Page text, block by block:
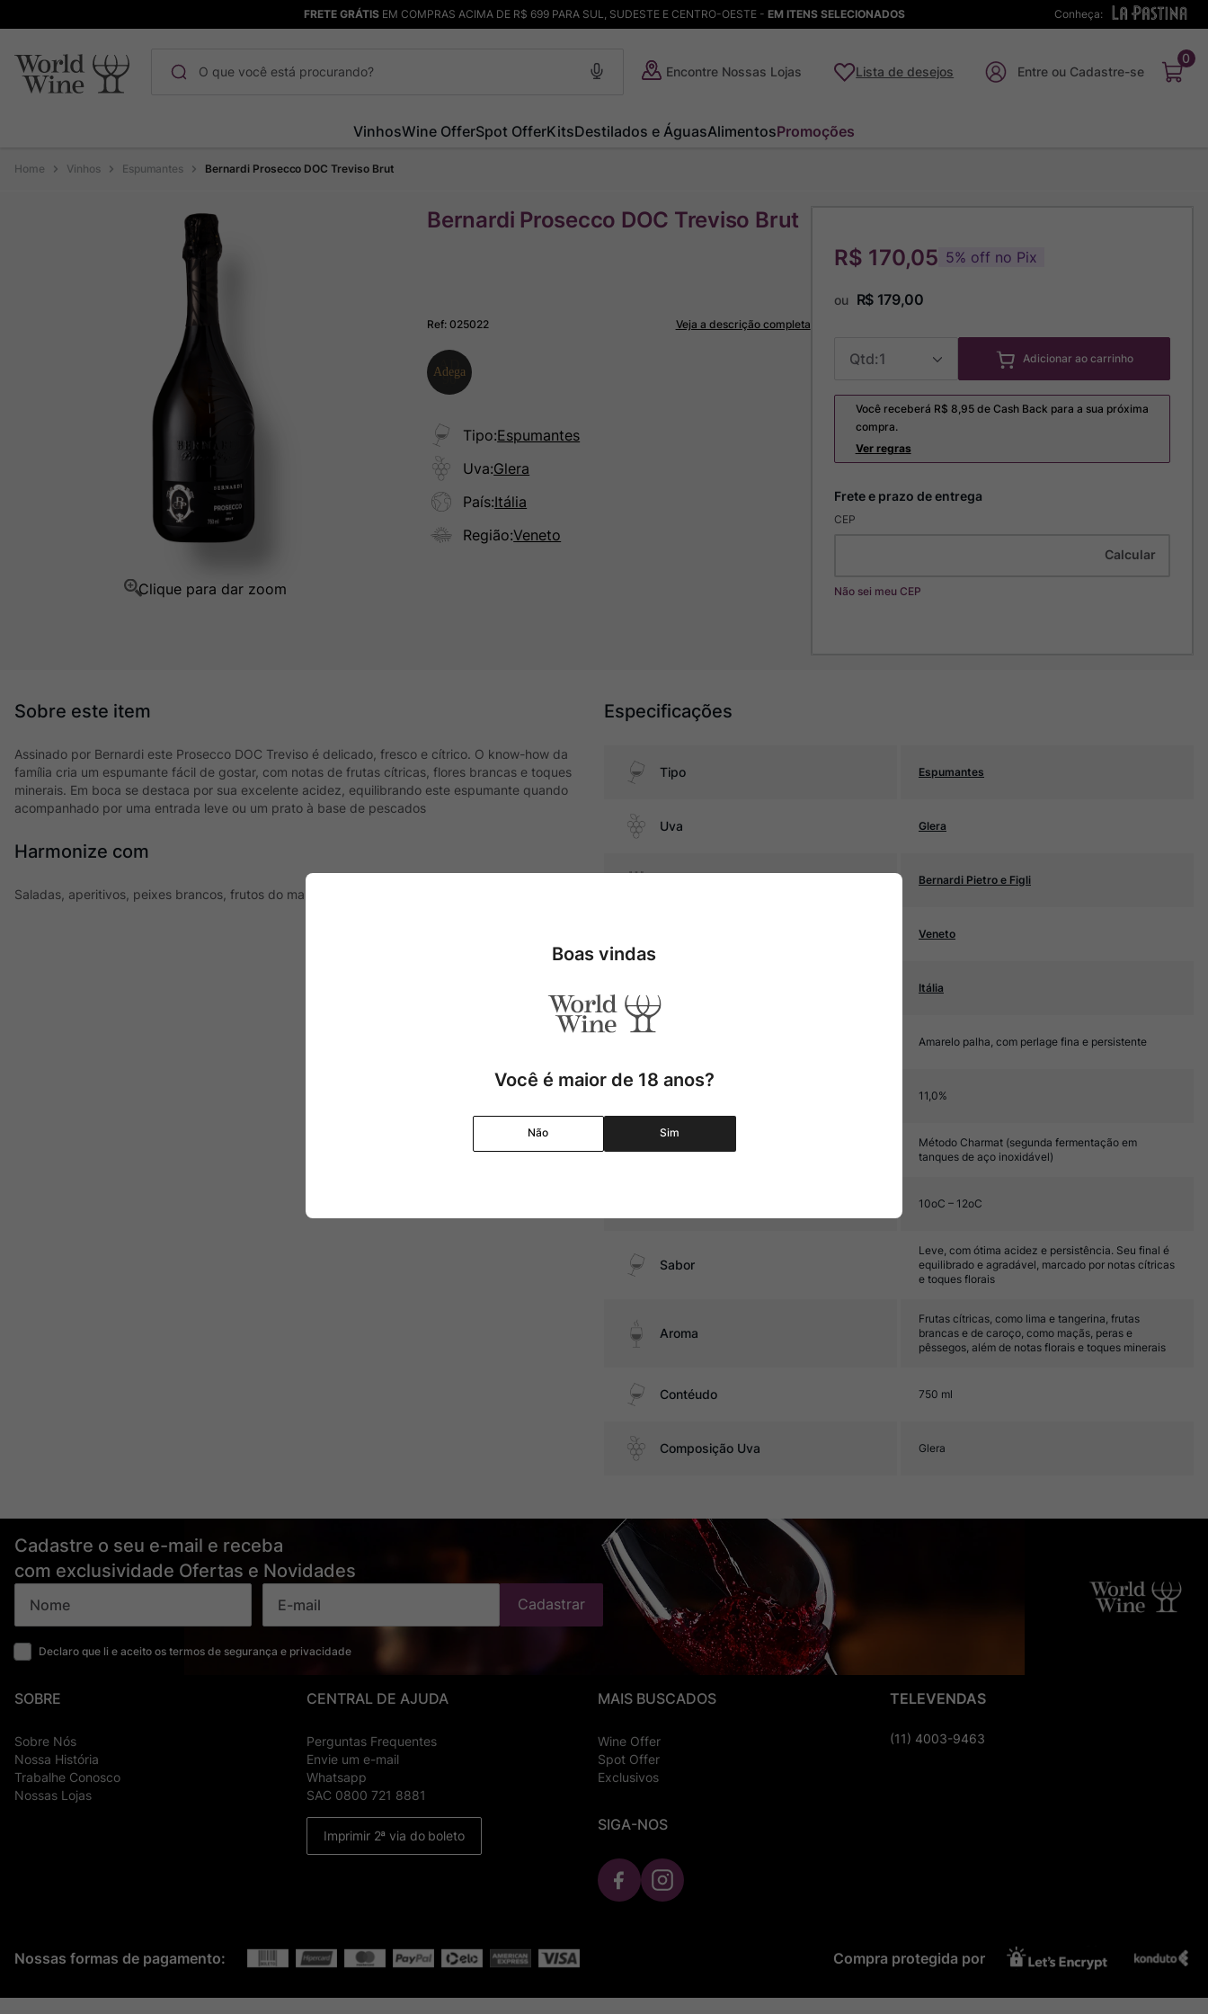
Conheça:
FRETE GRÁTISEM COMPRAS ACIMA DE R$ 699 PARA SUL, SUDESTE E CENTRO-OESTE - EM ITENS SELECIONADOS
Encontre Nossas Lojas Lista de desejos
0
VinhosWine OfferSpot OfferKitsDestilados e ÁguasAlimentosPromoções
Vinhos Espumantes Bernardi Prosecco DOC Treviso Brut
Bernardi Prosecco DOC Treviso Brut
Ref:025022 Veja a descrição completa
Tipo:Espumantes
Uva:Glera
País:Itália
Região:Veneto
R$ 170,05 5% off no Pix
ou R$ 179,00
1 Adicionar ao carrinho
Você receberá R$ 8,95de Cash Back para a sua próxima
compra.
Ver regras
CEP
Não sei meu CEP
Assinado por Bernardi este Prosecco DOC Treviso é delicado, fresco e cítrico. O know-how da
família cria um espumante fácil de gostar, com notas de frutas cítricas, flores brancas e toques
minerais. Em boca se destaca por sua excelente acidez, equilibrando este espumante quando
acompanhado por uma entrada leve ou um prato à base de pescados
Harmonize com
Saladas, aperitivos, peixes brancos, frutos do mar e queijos de massa mole
Especificações
Tipo Espumantes
Uva Glera
Bernardi Pietro e Figli
Veneto
Itália
Amarelo palha, com perlage fina e persistente
11,0%
Amadurecimento
Método Charmat (segunda fermentação em
tanques de aço inoxidável)
10oC – 12oC
Sabor
Leve, com ótima acidez e persistência. Seu final é
equilibrado e agradável, marcado por notas cítricas
e toques florais
Aroma
Frutas cítricas, como lima e tangerina, frutas
brancas e de caroço, como maçãs, peras e
pêssegos, além de notas florais e toques minerais
Contéudo 750 ml
Composição Uva Glera
Cadastre o seu e-mail e receba
com exclusividade Ofertas e Novidades
Declaro que li e aceito os termos de segurança e privacidade
Cadastrar
SOBRE
Sobre Nós
Nossa História
Trabalhe Conosco
Nossas Lojas
CENTRAL DE AJUDA
Perguntas Frequentes
Envie um e-mail
Whatsapp
SAC 0800 721 8881
Imprimir 2ª via do boleto
MAIS BUSCADOS
Wine Offer
Spot Offer
Exclusivos
SIGA-NOS
TELEVENDAS
(11) 4003-9463
Nossas formas de pagamento: Compra protegida por
1º Maçanita
Bodega Garzon
Boas vindas
Você é maior de 18 anos?
Não Sim